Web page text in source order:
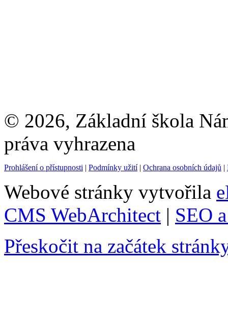
© 2026, Základní škola
práva vyhrazena
Prohlášení o přístupnosti | Podmínky užití| Ochrana osobních údajů |
Webové stránky vytvořila
CMS WebArchitect | SEO
Přeskočit na začátek